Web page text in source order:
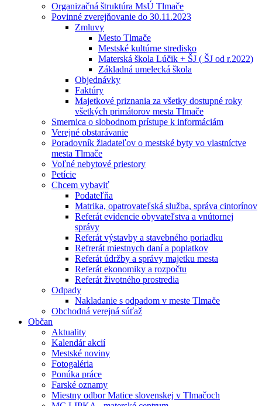
Organizačná štruktúra MsÚ Tlmače
Povinné zverejňovanie do 30.11.2023
Zmluvy
Mesto Tlmače
Mestské kultúrne stredisko
Materská škola Lúčik + ŠJ ( ŠJ od r.2022)
Základná umelecká škola
Objednávky
Faktúry
Majetkové priznania za všetky dostupné roky
všetkých primátorov mesta Tlmače
Smernica o slobodnom prístupe k informáciám
Verejné obstarávanie
Poradovník žiadateľov o mestské byty vo vlastníctve
mesta Tlmače
Voľné nebytové priestory
Petície
Chcem vybaviť
Podateľňa
Matrika, opatrovateľská služba, správa cintorínov
Referát evidencie obyvateľstva a vnútornej
správy
Referát výstavby a stavebného poriadku
Refrerát miestnych daní a poplatkov
Referát údržby a správy majetku mesta
Referát ekonomiky a rozpočtu
Referát životného prostredia
Odpady
Nakladanie s odpadom v meste Tlmače
Obchodná verejná súťaž
Občan
Aktuality
Kalendár akcií
Mestské noviny
Fotogaléria
Ponúka práce
Farské oznamy
Miestny odbor Matice slovenskej v Tlmačoch